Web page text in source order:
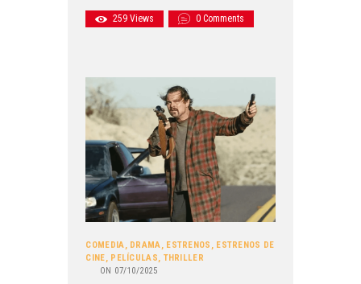
259 Views 0 Comments
COMEDIA, DRAMA, ESTRENOS , ESTRENOS DE
CINE, PELÍCULAS, THRILLER
ON 07/10/2025